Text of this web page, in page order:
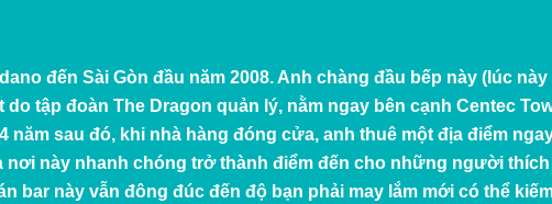
đến Sài Gòn đầu năm 2008. Anh chàng đầu bếp này (lúc
do tập đoàn The Dragon quản lý, nằm ngay bên cạnh Centec
năm sau đó, khi nhà hàng đóng cửa, anh thuê một địa điểm
nơi này nhanh chóng trở thành điểm đến cho những người
bar này vẫn đông đúc đến độ bạn phải may lắm mới có thể